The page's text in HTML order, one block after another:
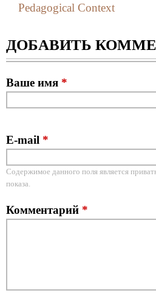
Pedagogical Context
ДОБАВИТЬ
Ваше имя *
E-mail *
Содержимое данного поля является
показа.
Комментарий *